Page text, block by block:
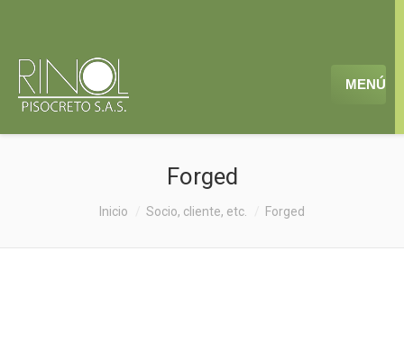
MENÚ
Forged
Inicio Socio, cliente, etc. Forged